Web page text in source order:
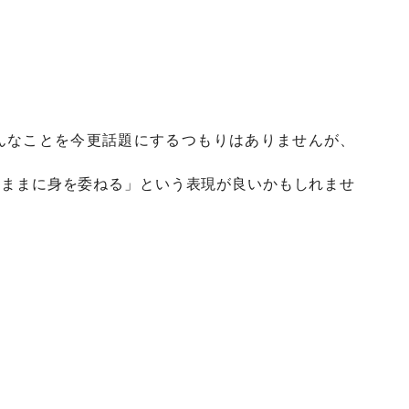
ことを今更話題にするつもりはありませんが、
まに身を委ねる」という表現が良いかもしれませ